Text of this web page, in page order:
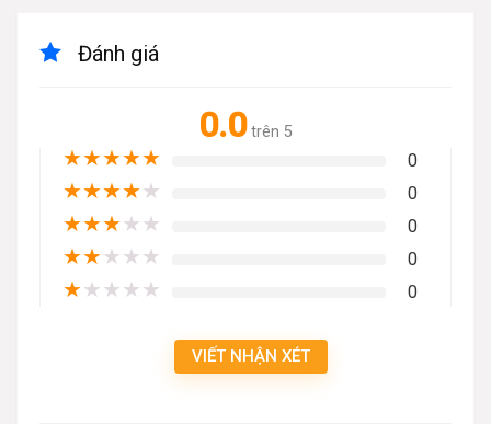
Đánh giá
0.0 trên 5
★★★★★ 0
★★★★★ 0
★★★★★ 0
★★★★★ 0
★★★★★ 0
VIẾT NHẬN XÉT